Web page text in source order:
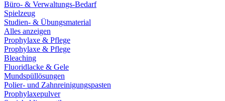
Büro- & Verwaltungs-Bedarf
Spielzeug
Studien- & Übungsmaterial
Alles anzeigen
Prophylaxe & Pflege
Prophylaxe & Pflege
Bleaching
Fluoridlacke & Gele
Mundspüllösungen
Polier- und Zahnreinigungspasten
Prophylaxepulver